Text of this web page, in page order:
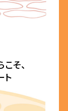
そ、
ト